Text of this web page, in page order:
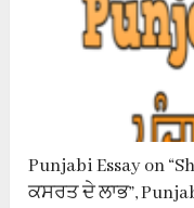
Punjabi Essay on
ਕਸਰਤ ਦੇ ਲਾਭ”,